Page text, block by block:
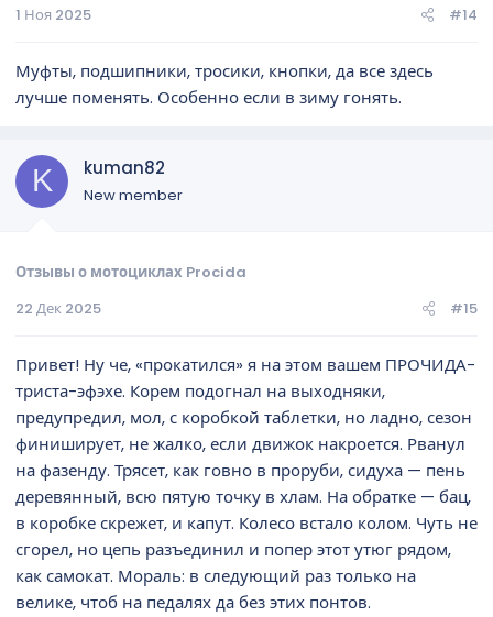
1 Ноя 2025
#14
Муфты, подшипники, тросики, кнопки, да все здесь
лучше поменять. Особенно если в зиму гонять.
K kuman82
New member
Отзывы о мотоциклах Procida
22 Дек 2025
#15
Привет! Ну че, «прокатился» я на этом вашем ПРОЧИДА-
триста-эфэхе. Корем подогнал на выходняки,
предупредил, мол, с коробкой таблетки, но ладно, сезон
финиширует, не жалко, если движок накроется. Рванул
на фазенду. Трясет, как говно в проруби, сидуха — пень
деревянный, всю пятую точку в хлам. На обратке — бац,
в коробке скрежет, и капут. Колесо встало колом. Чуть не
сгорел, но цепь разъединил и попер этот утюг рядом,
как самокат. Мораль: в следующий раз только на
велике, чтоб на педалях да без этих понтов.